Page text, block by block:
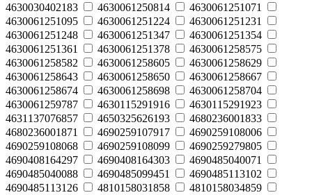
4630030402183
4630061250814
4630061251071
4630061251095
4630061251224
4630061251231
4630061251248
4630061251347
4630061251354
4630061251361
4630061251378
4630061258575
4630061258582
4630061258605
4630061258629
4630061258643
4630061258650
4630061258667
4630061258674
4630061258698
4630061258704
4630061259787
4630115291916
4630115291923
4631137076857
4650325626193
4680236001833
4680236001871
4690259107917
4690259108006
4690259108068
4690259108099
4690259279805
4690408164297
4690408164303
4690485040071
4690485040088
4690485099451
4690485113102
4690485113126
4810158031858
4810158034859